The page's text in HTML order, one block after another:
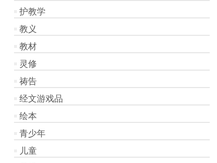
护教学
教义
教材
灵修
祷告
经文游戏品
绘本
青少年
儿童